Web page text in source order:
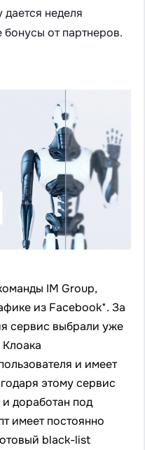
неделя
бонусы от партнеров.
IM Group,
из Facebook*. За
сервис выбрали уже
и имеет
этому сервис
доработан под
имеет постоянно
black-list